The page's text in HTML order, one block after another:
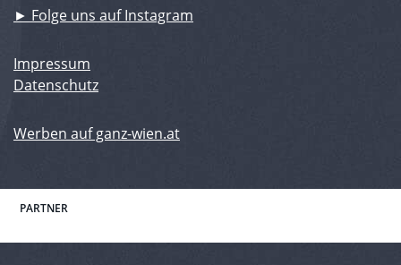
► Folge uns auf Instagram
Impressum
Datenschutz
Werben auf ganz-wien.at
PARTNER